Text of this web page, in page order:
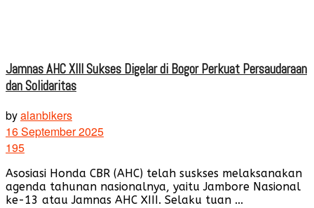
Jamnas AHC XIII Sukses Digelar di Bogor Perkuat Persaudaraan
dan Solidaritas
byalanbikers
16 September 2025
195
Asosiasi Honda CBR (AHC) telah suskses melaksanakan
agenda tahunan nasionalnya, yaitu Jambore Nasional
ke-13 atau Jamnas AHC XIII. Selaku tuan ...